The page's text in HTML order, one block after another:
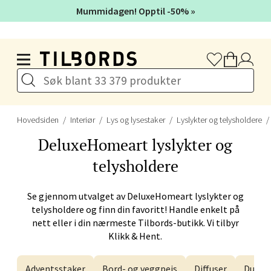
Hovedsiden Interiør Lys og lysestaker Lyslykter og telysholdere
DeluxeHomeart lyslykter og
telysholdere
Se gjennom utvalget avDeluxeHomeart lyslykter og
telysholdere og finn din favoritt! Handle enkelt på
nett eller i din nærmeste Tilbords-butikk. Vi tilbyr
Klikk & Hent.
Adventsstaker Bord- og veggpeis Diffuser
Mummidagen! Opptil -50% »
Stavanger og Sandnes -
Herbarium
Lars Hertervigs gate 6, 4005 Stavanger
Åpent i dag 10-20
Velg
Bergen - Horisont